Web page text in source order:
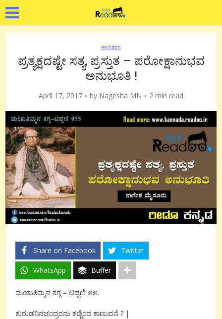
ಅಂಕಣ
ಪ್ರತ್ಯಕ್ಷದಷ್ಟೇ ಸತ್ಯ, ಪ್ರಸ್ತುತ – ಪರೋಕ್ಷಾನುಭವ
ಅನುಭೂತಿ !
April 17, 2017 by Nagesha MN 2 min read
Share on Facebook Twitter
WhatsApp Buffer
ಮಂಕುತಿಮ್ಮನ ಕಗ್ಗ – ಟಿಪ್ಪಣಿ ೫೫.
ಕುರುಡನಿನಚಂದ್ರರನು ಕಣ್ಣಿಂದ ಕಾಣುವನೆ ? |